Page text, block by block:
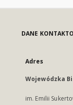
DANE
Adres
Wojewódzka
im. Emilii